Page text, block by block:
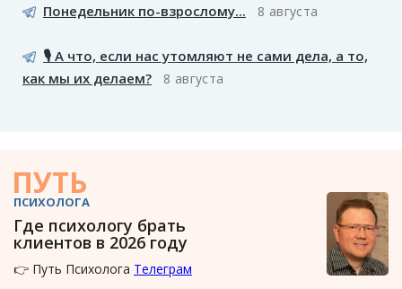
Понедельник по-взрослому... 8 августа
🎙️ А что, если нас утомляют не сами дела, а то,
как мы их делаем?
8 августа
ПУТЬ
ПСИХОЛОГА
Где психологу брать
клиентов в 2026 году
👉 Путь Психолога Телеграм